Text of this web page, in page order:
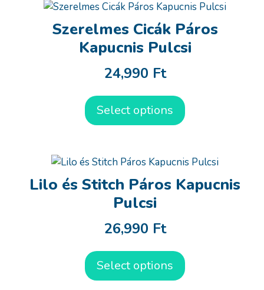
Szerelmes Cicák Páros
Kapucnis Pulcsi
24,990 Ft
Select options
Lilo és Stitch Páros Kapucnis
Pulcsi
26,990 Ft
Select options